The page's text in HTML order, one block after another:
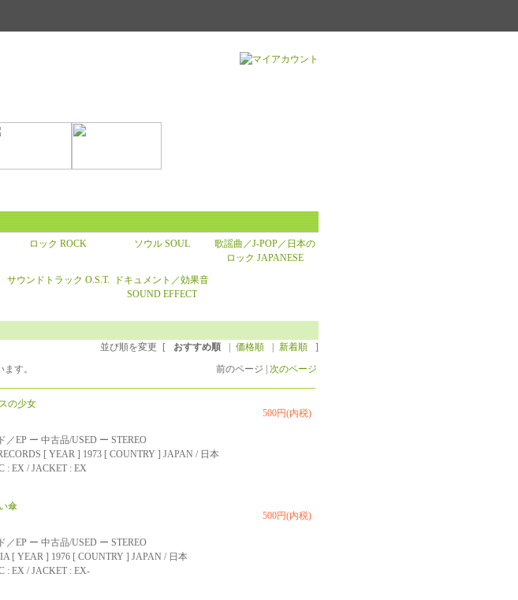
ロック ROCK ソウル SOUL
歌謡曲／J-POP／日本の
ロック JAPANESE
サウンドトラック O.S.T.
ドキュメント／効果音
SOUND EFFECT
並び順を変更
[ おすすめ順 価格順 新着順
]
す。 前のページ | 次のページ
500円(内税)
の少女
／EP ー 中古品/USED ー STEREO
[ YEAR ] 1973 [ COUNTRY ] JAPAN / 日本
: EX / JACKET : EX
500円(内税)
傘
／EP ー 中古品/USED ー STEREO
[ YEAR ] 1976 [ COUNTRY ] JAPAN / 日本
: EX / JACKET : EX-